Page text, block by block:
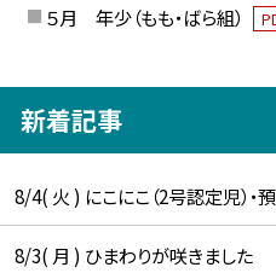
５月 年少（もも・ばら組）
新着記事
8/4( 火 ) にこにこ（2号認定児）・
8/3( 月 ) ひまわりが咲きました